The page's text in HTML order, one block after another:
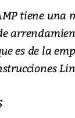
tiene una
es de la